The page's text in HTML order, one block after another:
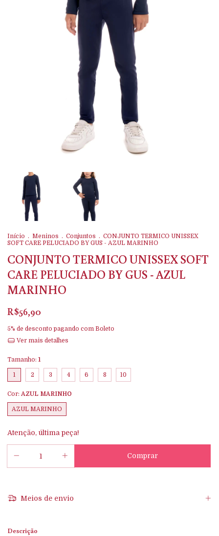
Início . Meninos . Conjuntos . CONJUNTO TERMICO UNISSEX
SOFT CARE PELUCIADO BY GUS - AZUL MARINHO
CONJUNTO TERMICO UNISSEX SOFT
CARE PELUCIADO BY GUS - AZUL
MARINHO
R$56,90
5% de desconto pagando com Boleto
Ver mais detalhes
Tamanho: 1
1 2 3 4 6 8 10
Cor: AZUL MARINHO
AZUL MARINHO
Atenção, última peça!
Meios de envio
Descrição